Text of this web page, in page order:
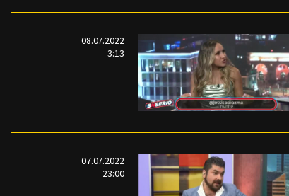
08.07.2022
3:13
07.07.2022
23:00